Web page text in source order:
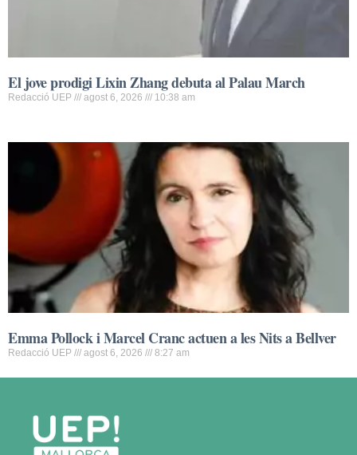
El jove prodigi Lixin Zhang debuta al Palau March
Redacció UEP agost 6, 2026 10:38 am
Emma Pollock i Marcel Cranc actuen a les Nits a Bellver
Redacció UEP agost 6, 2026 8:27 am